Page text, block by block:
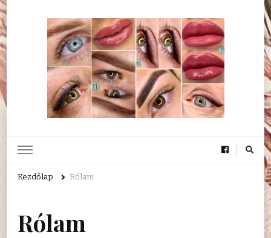
Kezdőlap Rólam
Rólam